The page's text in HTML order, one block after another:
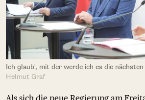
Ich glaub', mit der werde ich es die
Helmut Graf